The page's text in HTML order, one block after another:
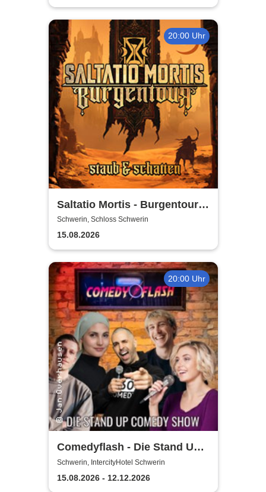
20:00 Uhr
Saltatio Mortis - Burgentour -
Staub & Schatten
Schwerin, Schloss Schwerin
15.08.2026
20:00 Uhr
Comedyflash - Die Stand Up
Comedy Show in Schwerin
Schwerin, IntercityHotel Schwerin
15.08.2026 - 12.12.2026